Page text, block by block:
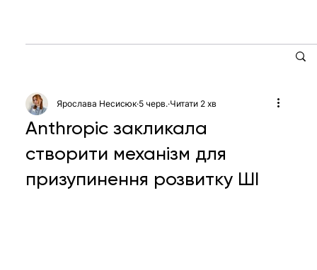
Anthropic закликала
створити механізм для
призупинення розвитку ШІ
Ярослава Несисюк 5 черв. Читати 2 хв